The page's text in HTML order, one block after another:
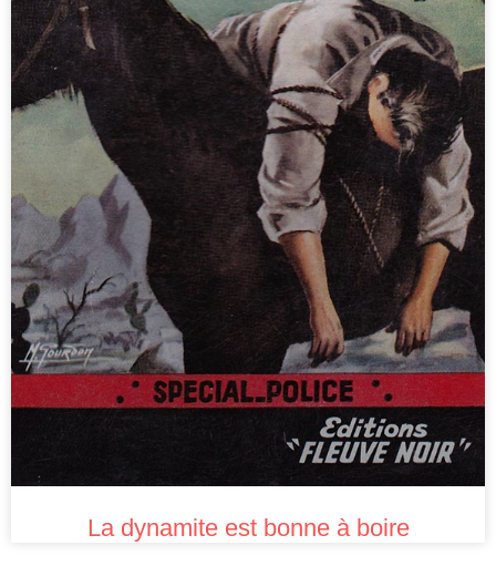
La dynamite est bonne à boire